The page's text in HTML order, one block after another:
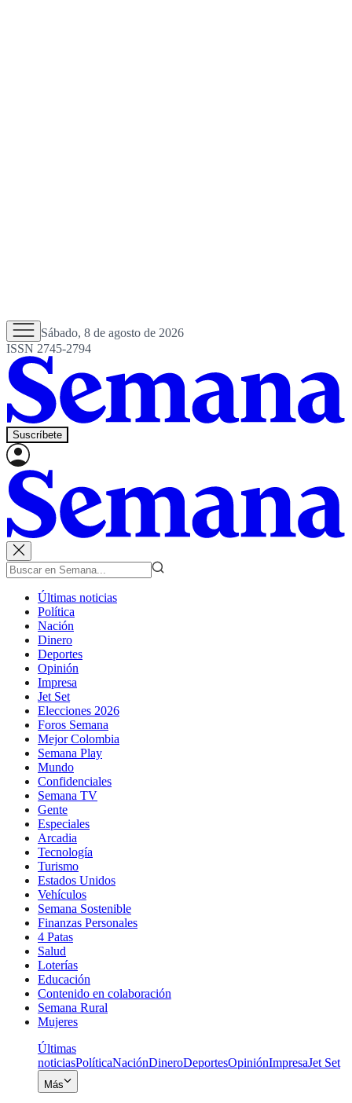
Sábado, 8 de agosto de 2026
ISSN 2745-2794
Suscríbete
Últimas noticias
Política
Nación
Dinero
Deportes
Opinión
Impresa
Jet Set
Elecciones 2026
Foros Semana
Mejor Colombia
Semana Play
Mundo
Confidenciales
Semana TV
Gente
Especiales
Arcadia
Tecnología
Turismo
Estados Unidos
Vehículos
Semana Sostenible
Finanzas Personales
4 Patas
Salud
Loterías
Educación
Contenido en colaboración
Semana Rural
Mujeres
Últimas
noticiasPolíticaNaciónDineroDeportesOpiniónImpresaJet Set
Más